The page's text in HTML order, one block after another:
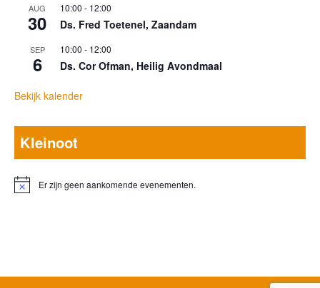
AUG
30
10:00 - 12:00
Ds. Fred Toetenel, Zaandam
SEP
6
10:00 - 12:00
Ds. Cor Ofman, Heilig Avondmaal
Bekijk kalender
Kleinoot
BerichtEr zijn geen aankomende evenementen.